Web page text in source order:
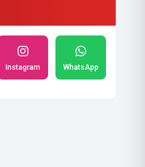
Instagram WhatsApp